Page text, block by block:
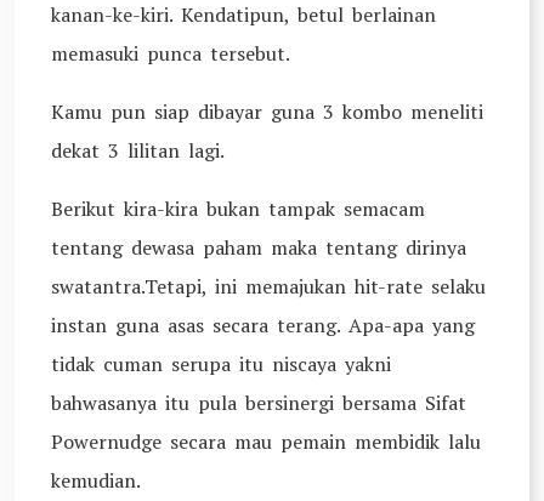
kanan-ke-kiri. Kendatipun, betul berlainan
memasuki punca tersebut.
Kamu pun siap dibayar guna 3 kombo meneliti
dekat 3 lilitan lagi.
Berikut kira-kira bukan tampak semacam
tentang dewasa paham maka tentang dirinya
swatantra.Tetapi, ini memajukan hit-rate selaku
instan guna asas secara terang. Apa-apa yang
tidak cuman serupa itu niscaya yakni
bahwasanya itu pula bersinergi bersama Sifat
Powernudge secara mau pemain membidik lalu
kemudian.